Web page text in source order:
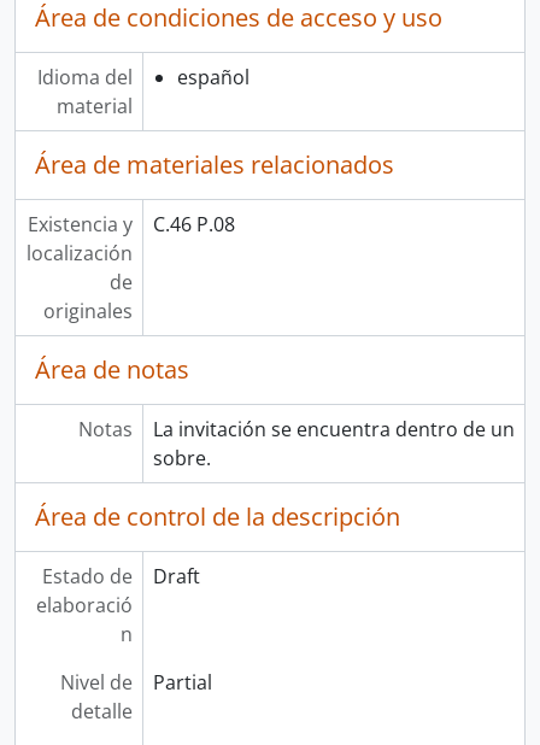
Área de condiciones de acceso y uso
Idioma del
material
español
Área de materiales relacionados
Existencia y
localización
de
originales
C.46 P.08
Área de notas
Notas
La invitación se encuentra dentro de un
sobre.
Área de control de la descripción
Estado de
elaboració
n
Draft
Nivel de
detalle
Partial